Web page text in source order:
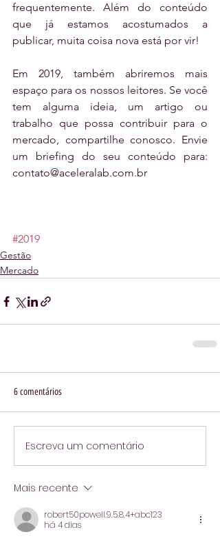
frequentemente. Além do conteúdo
que já estamos acostumados a
publicar, muita coisa nova está por vir!
Em 2019, também abriremos mais
espaço para os nossos leitores. Se você
tem alguma ideia, um artigo ou
trabalho que possa contribuir para o
mercado, compartilhe conosco. Envie
um briefing do seu conteúdo para:
contato@aceleralab.com.br
#2019
Gestão
Mercado
6 comentários
Escreva um comentário
Mais recente
robert50powell.9.5.8.4+abc123
há 4 dias